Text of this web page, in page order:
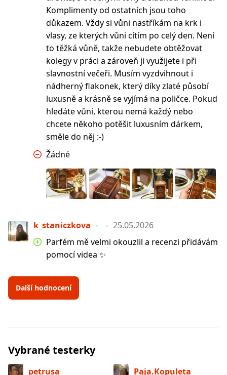
Komplimenty od ostatních jsou toho
důkazem. Vždy si vůni nastříkám na krk i
vlasy, ze kterých vůni cítím po celý den. Není
to těžká vůně, takže nebudete obtěžovat
kolegy v práci a zároveň ji využijete i při
slavnostní večeři. Musím vyzdvihnout i
nádherný flakonek, který díky zlaté působí
luxusně a krásně se vyjímá na poličce. Pokud
hledáte vůni, kterou nemá každý nebo
chcete někoho potěšit luxusním dárkem,
směle do něj :-)
Žádné
k_staniczkova
25.05.2026
Parfém mě velmi okouzlil a recenzi přidávám
pomocí videa ✨
Další hodnocení
Vybrané testerky
petrusa Paja.Kopuleta